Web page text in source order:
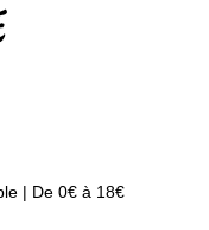
| De 0€ à 18€